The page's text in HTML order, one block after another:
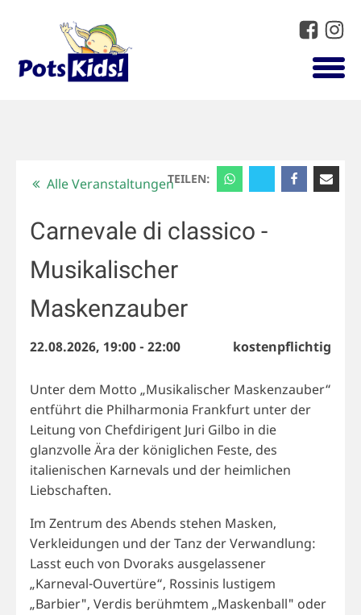
TEILEN:
Alle Veranstaltungen
Carnevale di classico -
Musikalischer
Maskenzauber
22.08.2026, 19:00- 22:00 kostenpflichtig
Unter dem Motto „Musikalischer Maskenzauber“
entführt die Philharmonia Frankfurt unter der
Leitung von Chefdirigent Juri Gilbo in die
glanzvolle Ära der königlichen Feste, des
italienischen Karnevals und der heimlichen
Liebschaften.
Im Zentrum des Abends stehen Masken,
Verkleidungen und der Tanz der Verwandlung:
Lasst euch von Dvoraks ausgelassener
„Karneval-Ouvertüre“, Rossinis lustigem
„Barbier", Verdis berühmtem „Maskenball" oder